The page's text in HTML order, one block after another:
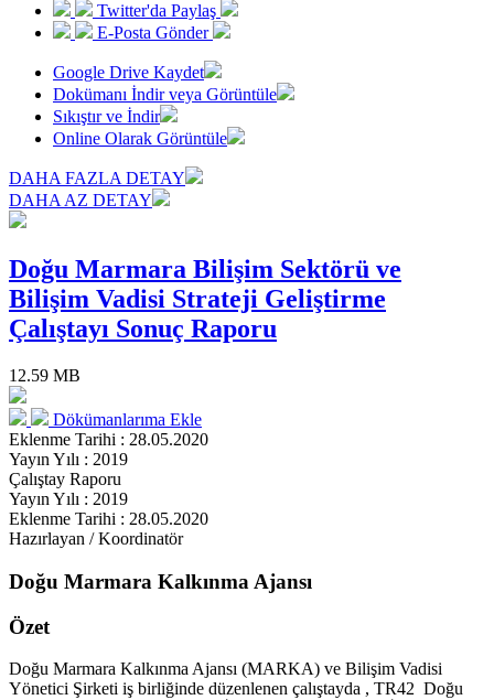
Twitter'da Paylaş
E-Posta Gönder
Google Drive Kaydet
Dokümanı İndir veya Görüntüle
Sıkıştır ve İndir
Online Olarak Görüntüle
DAHA FAZLA DETAY
DAHA AZ DETAY
Doğu Marmara Bilişim Sektörü ve
Bilişim Vadisi Strateji Geliştirme
Çalıştayı Sonuç Raporu
12.59 MB
Dökümanlarıma Ekle
Eklenme Tarihi : 28.05.2020
Yayın Yılı : 2019
Çalıştay Raporu
Yayın Yılı : 2019
Eklenme Tarihi : 28.05.2020
Hazırlayan / Koordinatör
Doğu Marmara Kalkınma Ajansı
Özet
Doğu Marmara Kalkınma Ajansı (MARKA) ve Bilişim Vadisi
Yönetici Şirketi iş birliğinde düzenlenen çalıştayda , TR42 Doğu